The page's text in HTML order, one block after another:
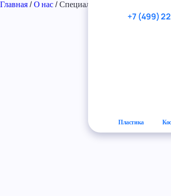
Перейти к основному содержанию
+7 (499)
Пластика
Главная/О нас/Специалисты